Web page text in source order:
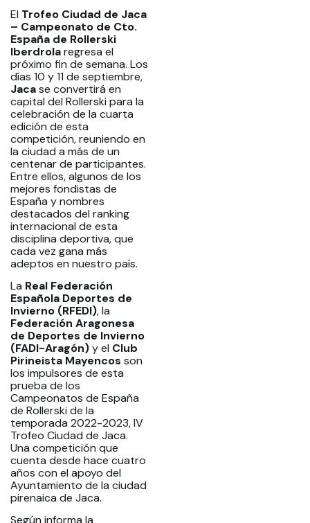
El Trofeo Ciudad de Jaca
– Campeonato de Cto.
España de Rollerski
Iberdrolaregresa el
próximo fin de semana. Los
días 10 y 11 de septiembre,
Jacase convertirá en
capital del Rollerski para la
celebración de la cuarta
edición de esta
competición, reuniendo en
la ciudad a más de un
centenar de participantes.
Entre ellos, algunos de los
mejores fondistas de
España y nombres
destacados del ranking
internacional de esta
disciplina deportiva, que
cada vez gana más
adeptos en nuestro país.
La Real Federación
Española Deportes de
Invierno (RFEDI), la
Federación Aragonesa
de Deportes de Invierno
(FADI-Aragón)y el Club
Pirineista Mayencos son
los impulsores de esta
prueba de los
Campeonatos de España
de Rollerski de la
temporada 2022-2023, IV
Trofeo Ciudad de Jaca.
Una competición que
cuenta desde hace cuatro
años con el apoyo del
Ayuntamiento de la ciudad
pirenaica de Jaca.